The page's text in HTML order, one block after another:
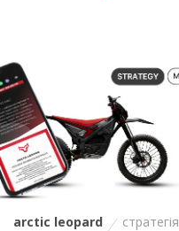
arctic leopard стратегія